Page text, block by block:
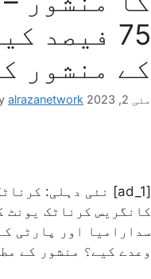
75
کے منشور کی 10 بڑی
مئی 2, 2023 alrazanetwork
کانگریس کرناٹک یونٹ
سدارامیا اور پارٹی
وعدے کیے؟ منشور کے